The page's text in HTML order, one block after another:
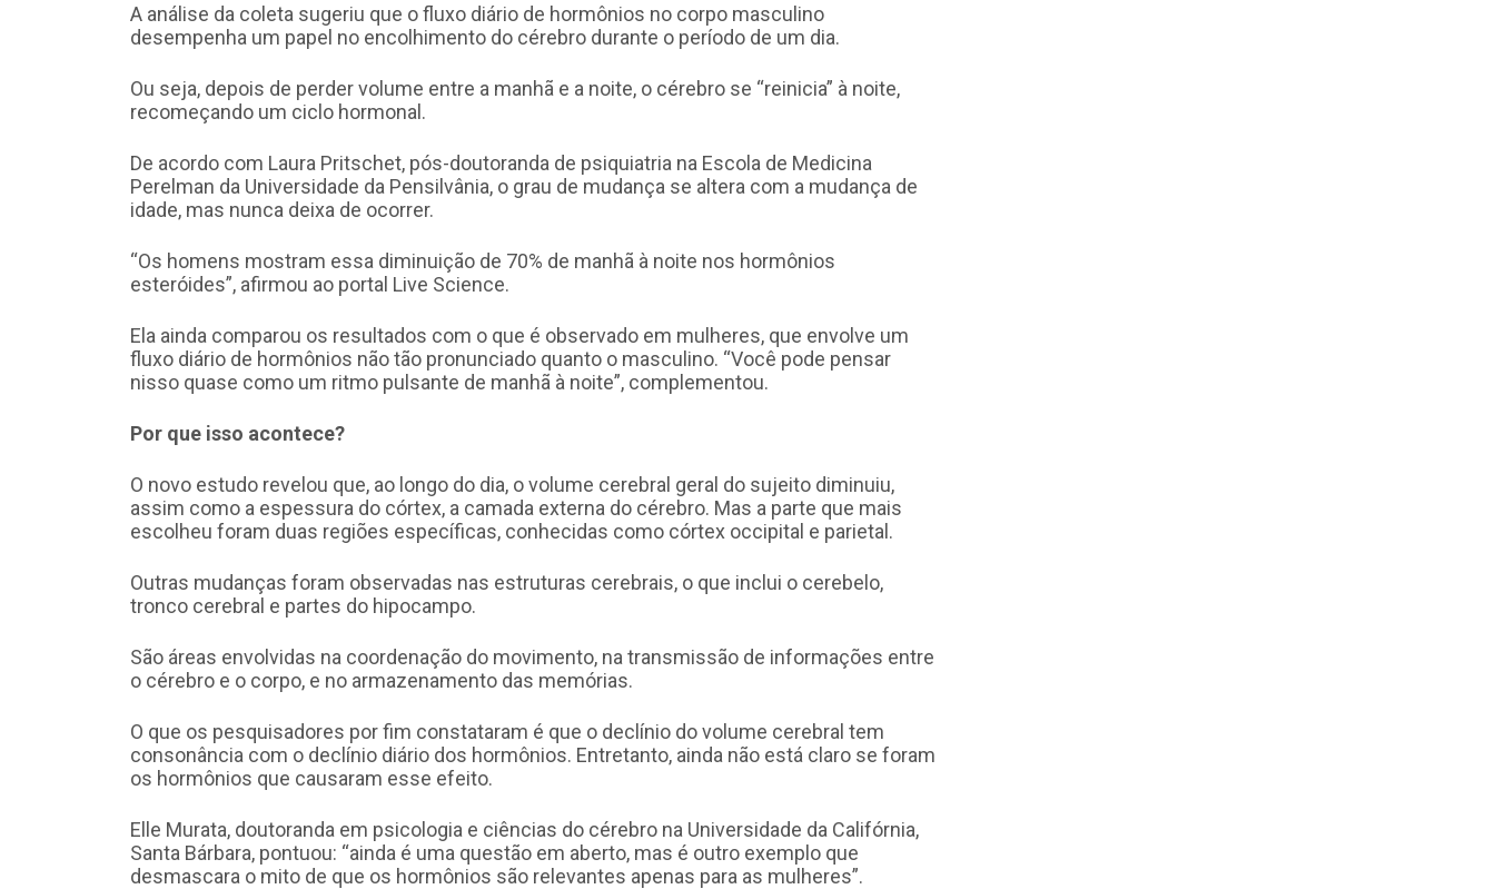
A análise da coleta sugeriu que o fluxo diário de hormônios no corpo masculino
desempenha um papel no encolhimento do cérebro durante o período de um dia.
Ou seja, depois de perder volume entre a manhã e a noite, o cérebro se “reinicia” à noite,
recomeçando um ciclo hormonal.
De acordo com Laura Pritschet, pós-doutoranda de psiquiatria na Escola de Medicina
Perelman da Universidade da Pensilvânia, o grau de mudança se altera com a mudança de
idade, mas nunca deixa de ocorrer.
“Os homens mostram essa diminuição de 70% de manhã à noite nos hormônios
esteróides”, afirmou ao portal Live Science.
Ela ainda comparou os resultados com o que é observado em mulheres, que envolve um
fluxo diário de hormônios não tão pronunciado quanto o masculino. “Você pode pensar
nisso quase como um ritmo pulsante de manhã à noite”, complementou.
Por que isso acontece?
O novo estudo revelou que, ao longo do dia, o volume cerebral geral do sujeito diminuiu,
assim como a espessura do córtex, a camada externa do cérebro. Mas a parte que mais
escolheu foram duas regiões específicas, conhecidas como córtex occipital e parietal.
Outras mudanças foram observadas nas estruturas cerebrais, o que inclui o cerebelo,
tronco cerebral e partes do hipocampo.
São áreas envolvidas na coordenação do movimento, na transmissão de informações entre
o cérebro e o corpo, e no armazenamento das memórias.
O que os pesquisadores por fim constataram é que o declínio do volume cerebral tem
consonância com o declínio diário dos hormônios. Entretanto, ainda não está claro se foram
os hormônios que causaram esse efeito.
Elle Murata, doutoranda em psicologia e ciências do cérebro na Universidade da Califórnia,
Santa Bárbara, pontuou: “ainda é uma questão em aberto, mas é outro exemplo que
desmascara o mito de que os hormônios são relevantes apenas para as mulheres”.